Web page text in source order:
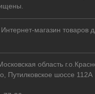
магазин товаров
область
Путилковское шоссе 112А